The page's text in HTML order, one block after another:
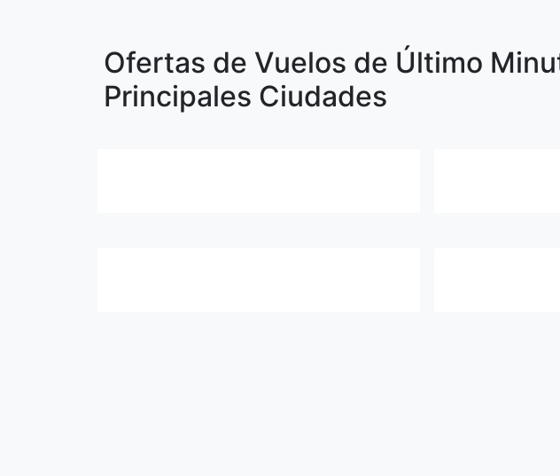
Ofertas de Vuelos de Último
Principales Ciudades